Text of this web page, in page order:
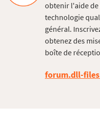
obtenir l'aide de
technologie
général.
obtenez des
boîte de
forum.dll-